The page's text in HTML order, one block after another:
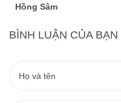
Hồng Sâm
BÌNH LUẬN CỦA BẠN